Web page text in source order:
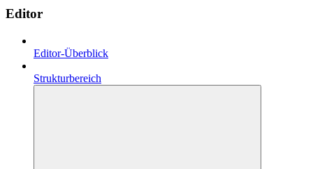
Editor
Editor-Überblick
Strukturbereich